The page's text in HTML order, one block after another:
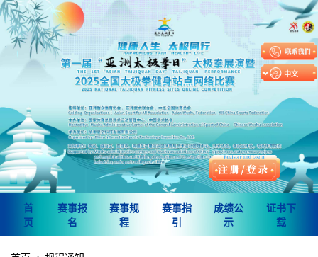
首
页
赛事报
名
赛事规
程
赛事指
引
成绩公
示
证书下
载